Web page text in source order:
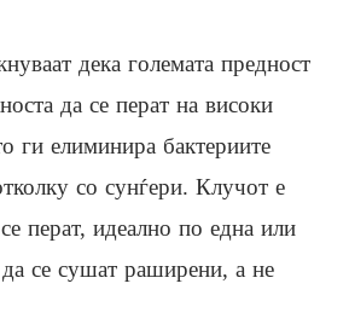
дека големата предност
да се перат на високи
ги елиминира бактериите
со сунѓери. Клучот е
перат, идеално по една или
се сушат раширени, а не